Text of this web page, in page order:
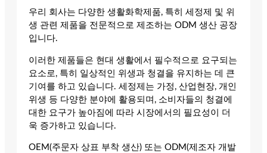
우리 회사는 다양한 생활화학제품, 특히 세정제 및 위
생 관련 제품을 전문적으로 제조하는 ODM 생산 공장
입니다.
이러한 제품들은 현대 생활에서 필수적으로 요구되는
요소로, 특히 일상적인 위생과 청결을 유지하는 데 큰
기여를 하고 있습니다. 세정제는 가정, 산업현장, 개인
위생 등 다양한 분야에 활용되며, 소비자들의 청결에
대한 요구가 높아짐에 따라 시장에서의 필요성이 더
욱 증가하고 있습니다.
OEM(주문자 상표 부착 생산) 또는 ODM(제조자 개발